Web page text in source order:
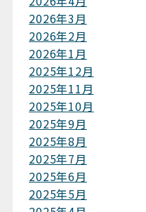
2026年3月
2026年2月
2026年1月
2025年12月
2025年11月
2025年10月
2025年9月
2025年8月
2025年7月
2025年6月
2025年5月